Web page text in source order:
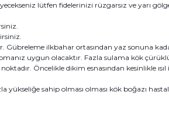
lütfen fidelerinizi rüzgarsız ve yarı
Gübreleme ilkbahar ortasından yaz sonuna
uygun olacaktır. Fazla sulama kök
Öncelikle dikim esnasından kesinlikle
sahip olması olması kök boğazı